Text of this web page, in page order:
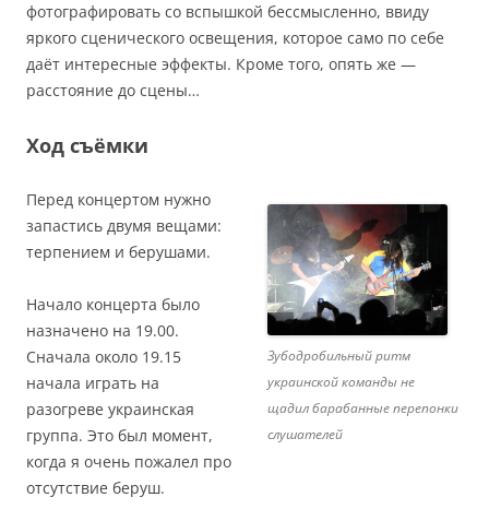
фотографировать со вспышкой бессмысленно, ввиду
яркого сценического освещения, которое само по себе
даёт интересные эффекты. Кроме того, опять же —
расстояние до сцены…
Ход съёмки
Зубодробильный ритм
украинской команды не
щадил барабанные перепонки
слушателей
Перед концертом нужно
запастись двумя вещами:
терпением и берушами.
Начало концерта было
назначено на 19.00.
Сначала около 19.15
начала играть на
разогреве украинская
группа. Это был момент,
когда я очень пожалел про
отсутствие беруш.